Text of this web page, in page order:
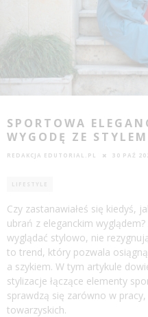
SPORTOWA
WYGODĘ ZE
REDAKCJA EDUTORIAL.PL 30 PAŹ
LIFESTYLE
Czy zastanawiałeś się kiedyś,
ubrań z eleganckim
wyglądać stylowo, nie
to trend, który pozwala
a szykiem. W tym artykule
stylizacje łączące elementy
sprawdzą się zarówno w
towarzyskich.